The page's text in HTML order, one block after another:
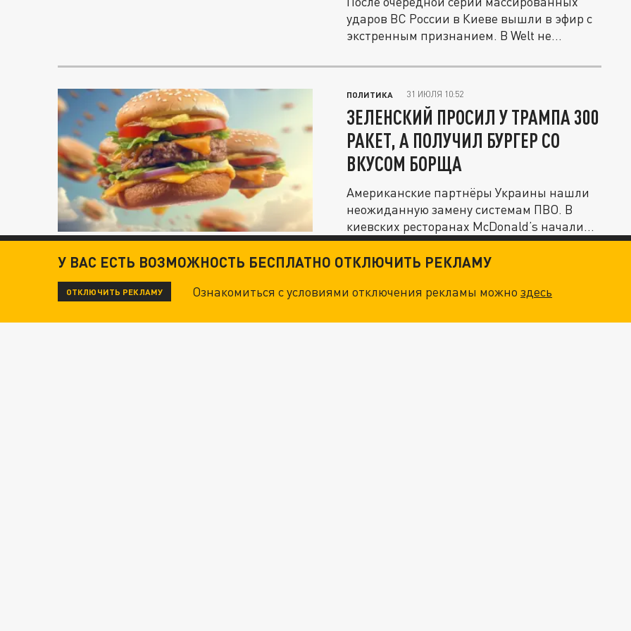
ударов ВС России в Киеве вышли в эфир с
экстренным признанием. В Welt не...
ПОЛИТИКА 31 ИЮЛЯ 10:52
ЗЕЛЕНСКИЙ ПРОСИЛ У ТРАМПА 300
РАКЕТ, А ПОЛУЧИЛ БУРГЕР СО
ВКУСОМ БОРЩА
Американские партнёры Украины нашли
неожиданную замену системам ПВО. В
киевских ресторанах McDonald’s начали...
У ВАС ЕСТЬ ВОЗМОЖНОСТЬ БЕСПЛАТНО ОТКЛЮЧИТЬ РЕКЛАМУ
ОТКЛЮЧИТЬ РЕКЛАМУ Ознакомиться с условиями отключения рекламы можноздесь